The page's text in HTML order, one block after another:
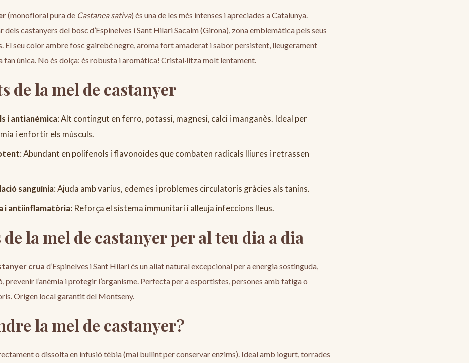
(monofloral pura de Castanea sativa) és una de les més intenses i apreciades a Catalunya.
dels castanyers del bosc d’Espinelves i Sant Hilari Sacalm (Girona), zona emblemàtica pels seus
El seu color ambre fosc gairebé negre, aroma fort amaderat i sabor persistent, lleugerament
fan única. No és dolça: és robusta i aromàtica! Cristal·litza molt lentament.
de la mel de castanyer
i antianèmica: Alt contingut en ferro, potassi, magnesi, calci i manganès. Ideal per
i enfortir els músculs.
: Abundant en polifenols i flavonoides que combaten radicals lliures i retrassen
sanguínia: Ajuda amb varius, edemes i problemes circulatoris gràcies als tanins.
i antiinflamatòria: Reforça el sistema immunitari i alleuja infeccions lleus.
la mel de castanyer per al teu dia a dia
crua d’Espinelves i Sant Hilari és un aliat natural excepcional per a energia sostinguda,
prevenir l’anèmia i protegir l’organisme. Perfecta per a esportistes, persones amb fatiga o
Origen local garantit del Montseny.
la mel de castanyer?
o dissolta en infusió tèbia (mai bullint per conservar enzims). Ideal amb iogurt, torrades